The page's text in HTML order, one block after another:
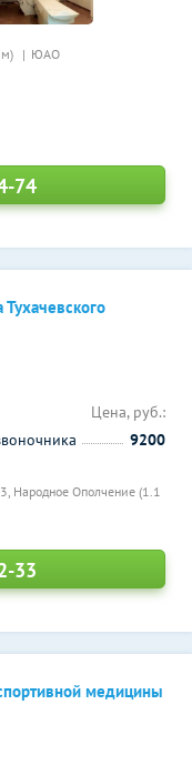
ЮАО
74
Народное Ополчение (1.1
Цена, руб.:
9200
33
медицины